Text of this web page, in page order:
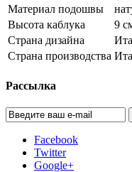
Материал подошвы
Высота каблука
9
Страна дизайна
Страна производства
Рассылка
Facebook
Twitter
Google+